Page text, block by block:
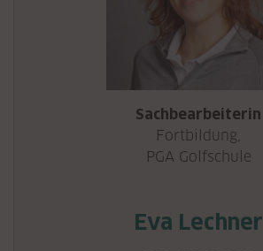
Sachbearbeiterin
Fortbildung,
PGA Golfschule
Eva Lechner